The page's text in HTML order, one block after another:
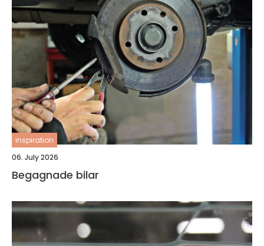
inspiration
06. July 2026
Begagnade bilar